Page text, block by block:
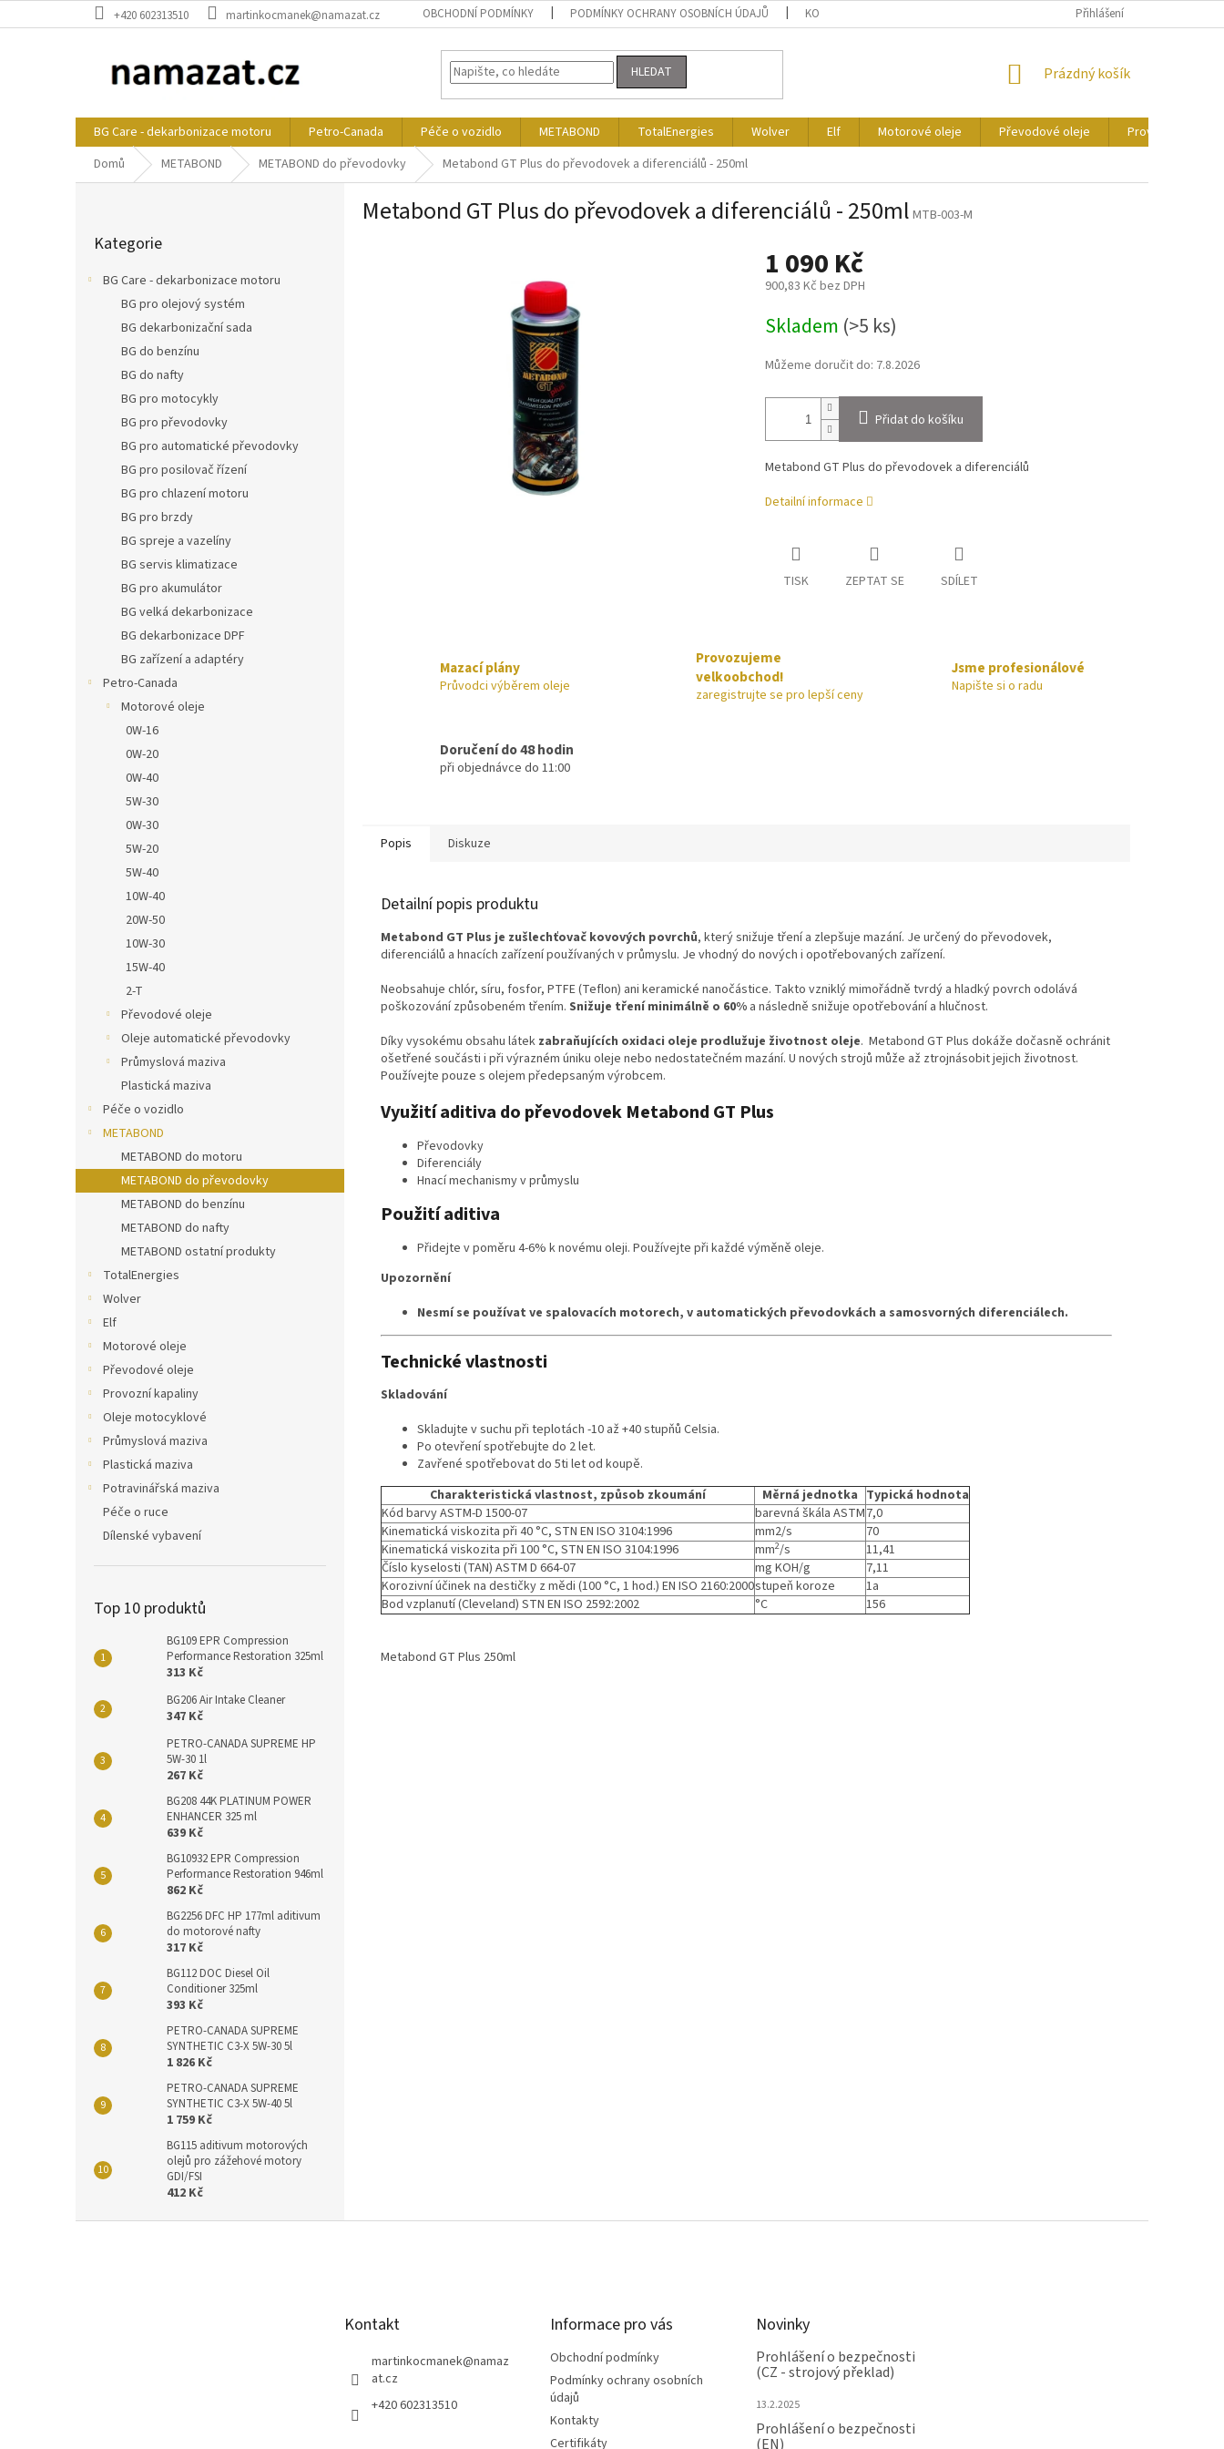
na
+420 602313510 martinkocmanek@namazat.cz OBCHODNÍ PODMÍNKY PODMÍNKY OCHRANY OSOBNÍCH ÚDAJŮ KONTAKTY Přihlášení
HLEDAT
NÁKUPNÍ
Prázdný košík
BG Care - dekarbonizace motoru Petro-Canada Péče o vozidlo METABOND TotalEnergies Wolver Elf Motorové oleje Převodové oleje
Provozní kapaliny
Domů
METABOND METABOND do převodovky Metabond GT Plus do převodovek a diferenciálů - 250ml
kategorie
Kategorie
BG Care - dekarbonizace motoru
BG pro olejový systém
BG dekarbonizační sada
BG do benzínu
BG do nafty
BG pro motocykly
BG pro převodovky
BG pro automatické převodovky
BG pro posilovač řízení
BG pro chlazení motoru
BG pro brzdy
BG spreje a vazelíny
BG servis klimatizace
BG pro akumulátor
BG velká dekarbonizace
BG dekarbonizace DPF
BG zařízení a adaptéry
Petro-Canada
Motorové oleje
0W-16
0W-20
0W-40
5W-30
0W-30
5W-20
5W-40
10W-40
20W-50
10W-30
15W-40
2-T
Převodové oleje
Oleje automatické převodovky
Průmyslová maziva
Plastická maziva
Péče o vozidlo
METABOND
METABOND do motoru
METABOND do převodovky
METABOND do benzínu
METABOND do nafty
METABOND ostatní produkty
TotalEnergies
Wolver
Elf
Motorové oleje
Převodové oleje
Provozní kapaliny
Oleje motocyklové
Průmyslová maziva
Plastická maziva
Potravinářská maziva
Péče o ruce
Dílenské vybavení
Top 10 produktů
BG109 EPR Compression
Performance Restoration 325ml
313 Kč
BG206 Air Intake Cleaner
347 Kč
PETRO-CANADA SUPREME HP
5W-30 1l
267 Kč
BG208 44K PLATINUM POWER
ENHANCER 325 ml
639 Kč
BG10932 EPR Compression
Performance Restoration 946ml
862 Kč
BG2256 DFC HP 177ml aditivum
do motorové nafty
317 Kč
BG112 DOC Diesel Oil
Conditioner 325ml
393 Kč
PETRO-CANADA SUPREME
SYNTHETIC C3-X 5W-30 5l
1 826 Kč
PETRO-CANADA SUPREME
SYNTHETIC C3-X 5W-40 5l
1 759 Kč
BG115 aditivum motorových
olejů pro zážehové motory
GDI/FSI
412 Kč
Metabond GT Plus do převodovek a diferenciálů - 250ml MTB-003-M
1 090 Kč
900,83 Kč bez DPH
cena:
Skladem (>5 ks)
Můžeme doručit do: 7.8.2026
Přidat do košíku
Metabond GT Plus do převodovek a diferenciálů
Detailní informace
TISK ZEPTAT SE SDÍLET
Mazací plány
Průvodci výběrem oleje
Provozujeme
velkoobchod!
zaregistrujte se pro lepší ceny
Jsme profesionálové
Napište si o radu
Doručení do 48 hodin
při objednávce do 11:00
Popis Diskuze
Detailní popis produktu
Metabond GT Plus je zušlechťovač kovových povrchů, který snižuje tření a zlepšuje mazání. Je určený do převodovek,
diferenciálů a hnacích zařízení používaných v průmyslu. Je vhodný do nových i opotřebovaných zařízení.
Neobsahuje chlór, síru, fosfor, PTFE (Teflon) ani keramické nanočástice. Takto vzniklý mimořádně tvrdý a hladký povrch odolává
poškozování způsobeném třením. Snižuje tření minimálně o 60% a následně snižuje opotřebování a hlučnost.
Díky vysokému obsahu látek zabraňujících oxidaci oleje prodlužuje životnost oleje. Metabond GT Plus dokáže dočasně ochránit
ošetřené součásti i při výrazném úniku oleje nebo nedostatečném mazání. U nových strojů může až ztrojnásobit jejich životnost.
Používejte pouze s olejem předepsaným výrobcem.
Využití aditiva do převodovek Metabond GT Plus
Převodovky
Diferenciály
Hnací mechanismy v průmyslu
Použití aditiva
Přidejte v poměru 4-6% k novému oleji. Používejte při každé výměně oleje.
Upozornění
Nesmí se používat ve spalovacích motorech, v automatických převodovkách a samosvorných diferenciálech.
Technické vlastnosti
Skladování
Skladujte v suchu při teplotách -10 až +40 stupňů Celsia.
Po otevření spotřebujte do 2 let.
Zavřené spotřebovat do 5ti let od koupě.
Charakteristická vlastnost, způsob zkoumání
Měrná jednotka Typická hodnota
Kód barvy ASTM-D 1500-07
barevná škála ASTM7,0
Kinematická viskozita při 40 °C, STN EN ISO 3104:1996
mm2/s
70
Kinematická viskozita při 100 °C, STN EN ISO 3104:1996
mm2/s
11,41
Číslo kyselosti (TAN) ASTM D 664-07
mg KOH/g
7,11
Korozivní účinek na destičky z mědi (100 °C, 1 hod.) EN ISO 2160:2000stupeň koroze
1a
Bod vzplanutí (Cleveland) STN EN ISO 2592:2002
°C 156
Metabond GT Plus 250ml
Kontakt
martinkocmanek@namaz
at.cz
+420 602313510
Informace pro vás
Obchodní podmínky
Podmínky ochrany osobních
údajů
Kontakty
Certifikáty
Novinky
Prohlášení o bezpečnosti
(CZ - strojový překlad)
13.2.2025
Prohlášení o bezpečnosti
(EN)